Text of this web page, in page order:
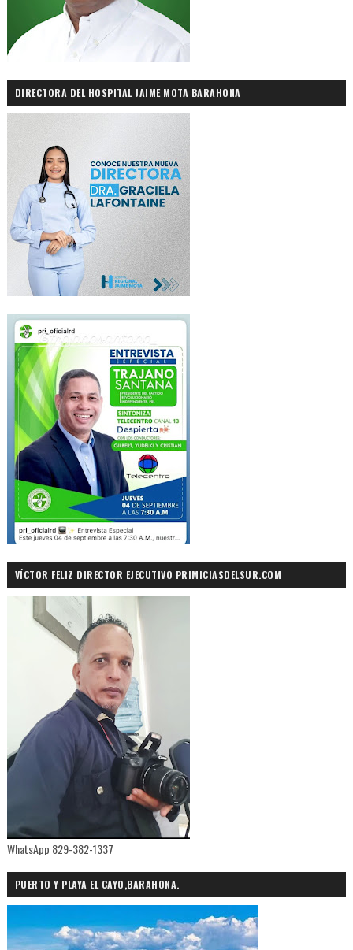
DIRECTORA DEL HOSPITAL JAIME MOTA BARAHONA
VÍCTOR FELIZ DIRECTOR EJECUTIVO PRIMICIASDELSUR.COM
WhatsApp 829-382-1337
PUERTO Y PLAYA EL CAYO,BARAHONA.